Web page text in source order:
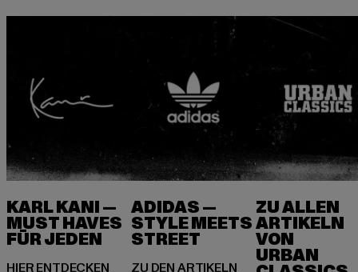
KARL KANI —
MUST HAVES
FÜR JEDEN
ADIDAS —
STYLE MEETS
ZU ALLEN
ARTIKELN
VON
URBAN